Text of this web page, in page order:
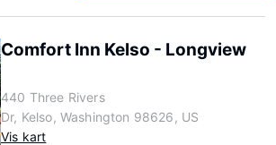
Comfort Inn Kelso - Longview
440 Three Rivers
Dr, Kelso, Washington 98626, US
Vis kart